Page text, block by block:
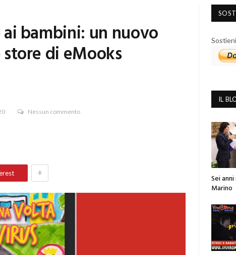
bambini: un nuovo
di eMooks
Nessun commento
+
IL
Sei
Marino